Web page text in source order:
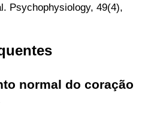
Psychophysiology, 49(4),
normal do coração